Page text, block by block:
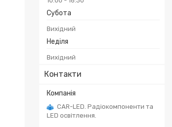
Субота
Вихідний
Неділя
Вихідний
Контакти
CAR-LED. Радіокомпоненти та
LED освітлення.